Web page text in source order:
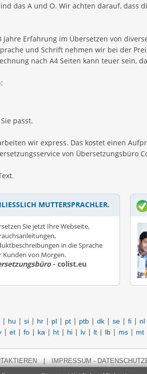
das A und O. Wir achten darauf, dass
Jahre Erfahrung im Übersetzen von
und Schrift nehmen wir bei der
nach A4 Seiten kann teuer sein,
passt.
wir express. Das kostet einen
von Übersetzungsbüro
MUTTERSPRACHLER.
Sie jetzt Ihre Webseite,
in die Sprache
Kunden von Morgen.
- colist.eu
| hu | si | hr | pl | pt | ptb | dk | se | fi | nl
| et | fo | ka | ht | hi | lv | lt | lb | ms | mt
| IMPRESSUM -